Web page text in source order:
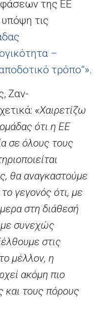
της ΕΕ
τις
–
τρόπο”».
Ζαν-
«Χαιρετίζω
ότι η ΕΕ
σε όλους τους
θα αναγκαστούμε
γεγονός ότι, με
στη διάθεσή
συνεχώς
στις
μέλλον, η
ακόμη πιο
και τους πόρους